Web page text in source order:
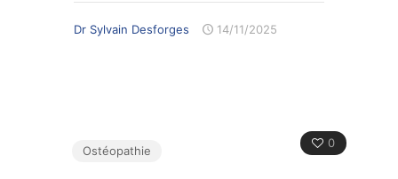
Dr Sylvain Desforges 14/11/2025
0
Ostéopathie